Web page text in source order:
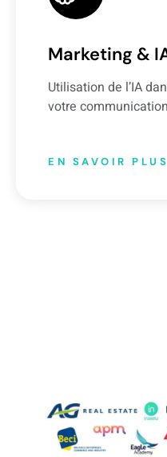
Marketing &
Utilisation de l’IA
votre communication
EN SAVOIR PLUS